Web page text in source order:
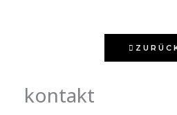
kontakt